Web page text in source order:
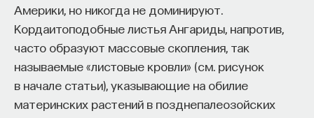
Америки, но никогда не доминируют.
Кордаитоподобные листья Ангариды, напротив,
часто образуют массовые скопления, так
называемые «листовые кровли» (см. рисунок
в начале статьи), указывающие на обилие
материнских растений в позднепалеозойских